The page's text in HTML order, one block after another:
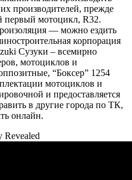
производителей, прежде
первый мотоцикл, R32.
— можно ездить
корпорация
Сузуки – всемирно
мотоциклов и
“Боксер” 1254
мотоциклов и
и предоставляется
в другие города по ТК,
онлайн.